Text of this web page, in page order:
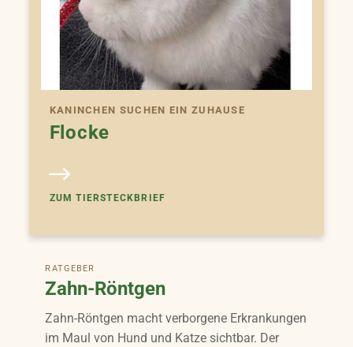
KANINCHEN SUCHEN EIN ZUHAUSE
Flocke
ZUM TIERSTECKBRIEF
RATGEBER
Zahn-Röntgen
Zahn-Röntgen macht verborgene Erkrankungen
im Maul von Hund und Katze sichtbar. Der